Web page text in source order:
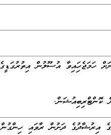
ހަމަޖެހިފައިވާ އުސޫލުން އިތުރުގަޑީގެ
ކޮންޓްރިބިއުޝަން.
އިރުޝާދުގެ ދަށުން ރާވައި